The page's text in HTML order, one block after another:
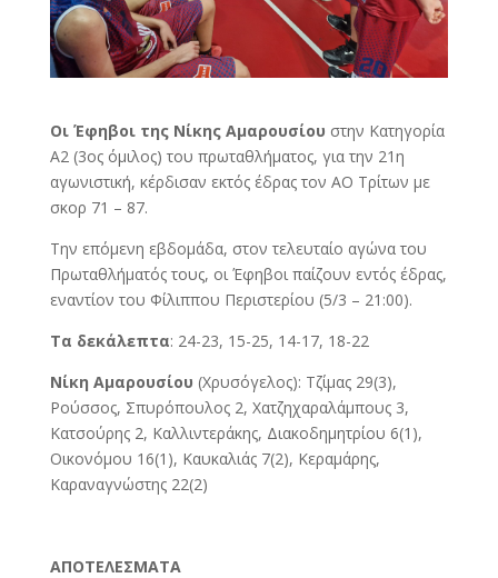
Οι Έφηβοι της Νίκης Αμαρουσίου στην Κατηγορία
Α2 (3ος όμιλος) του πρωταθλήματος, για την 21η
αγωνιστική, κέρδισαν εκτός έδρας τον ΑΟ Τρίτων με
σκορ 71 – 87.
Την επόμενη εβδομάδα, στον τελευταίο αγώνα του
Πρωταθλήματός τους, οι Έφηβοι παίζουν εντός έδρας,
εναντίον του Φίλιππου Περιστερίου (5/3 – 21:00).
Τα δεκάλεπτα: 24-23, 15-25, 14-17, 18-22
Νίκη Αμαρουσίου (Χρυσόγελος): Τζίμας 29(3),
Ρούσσος, Σπυρόπουλος 2, Χατζηχαραλάμπους 3,
Κατσούρης 2, Καλλιντεράκης, Διακοδημητρίου 6(1),
Οικονόμου 16(1), Καυκαλιάς 7(2), Κεραμάρης,
Καραναγνώστης 22(2)
ΑΠΟΤΕΛΕΣΜΑΤΑ